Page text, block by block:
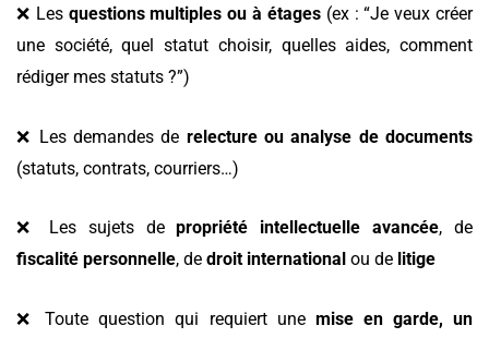
❌ Les questions multiples ou à étages(ex : “Je veux créer
une société, quel statut choisir, quelles aides, comment
rédiger mes statuts ?”)
❌ Les demandes de relecture ou analyse de documents
(statuts, contrats, courriers…)
❌ Les sujets depropriété intellectuelle avancée, de
fiscalité personnelle, de droit international ou de litige
❌ Toute question qui requiert une mise en garde, un